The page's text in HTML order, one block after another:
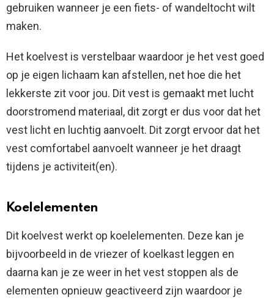
gebruiken wanneer je een fiets- of wandeltocht wilt
maken.
Het koelvest is verstelbaar waardoor je het vest goed
op je eigen lichaam kan afstellen, net hoe die het
lekkerste zit voor jou. Dit vest is gemaakt met lucht
doorstromend materiaal, dit zorgt er dus voor dat het
vest licht en luchtig aanvoelt. Dit zorgt ervoor dat het
vest comfortabel aanvoelt wanneer je het draagt
tijdens je activiteit(en).
Koelelementen
Dit koelvest werkt op koelelementen. Deze kan je
bijvoorbeeld in de vriezer of koelkast leggen en
daarna kan je ze weer in het vest stoppen als de
elementen opnieuw geactiveerd zijn waardoor je